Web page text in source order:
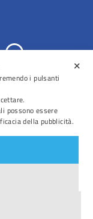
Prenotazioni
5
✕
i pulsanti
possono essere
della pubblicità.